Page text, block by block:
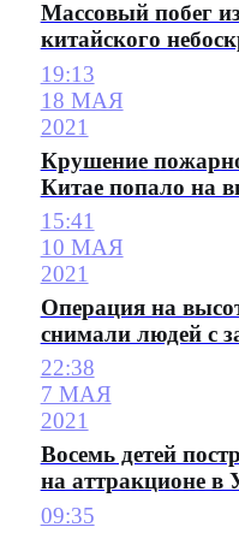
Массовый побег
китайского
19:13
18 МАЯ
2021
Крушение
Китае попало на
15:41
10 МАЯ
2021
Операция на
снимали людей с
22:38
7 МАЯ
2021
Восемь детей
на аттракционе в
09:35